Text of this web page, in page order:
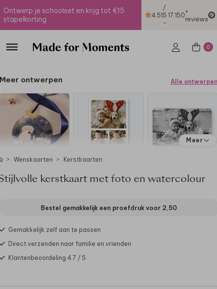
Ontwerp je schoolset en krijg tot €15
stapelkorting
4.51
/
5
-
17.150+
reviews
0
Meer ontwerpen Alle ontwerpen
Meer
Wenskaarten Kerstkaarten
kerstkaart met foto en watercolour
Bestel gemakkelijk een proefdruk voor 2,50
Gemakkelijk zelf aan te passen
Direct verzenden naar familie en vrienden
Klantenbeoordeling 4.7 / 5